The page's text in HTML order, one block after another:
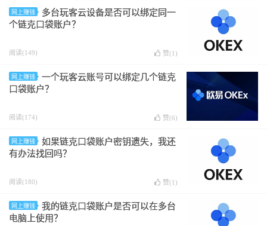
网上赚钱
多台玩客云设备是否可以绑定同一
个链克口袋账户？
阅读(149) 赞(1 )
网上赚钱
一个玩客云账号可以绑定几个链克
口袋账户？
阅读(174) 赞(6)
网上赚钱
如果链克口袋账户密钥遗失，我还
有办法找回吗？
阅读(180) 赞(1 )
网上赚钱
我的链克口袋账户是否可以在多台
电脑上使用？